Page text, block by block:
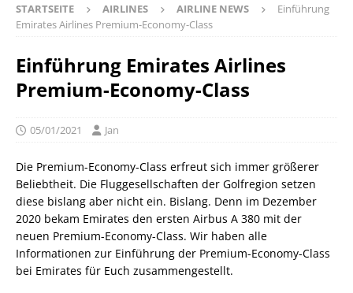
STARTSEITE AIRLINES AIRLINE NEWS
Einführung
Emirates Airlines Premium-Economy-Class
Einführung Emirates Airlines
Premium-Economy-Class
05/01/2021 Jan
Die Premium-Economy-Class erfreut sich immer größerer
Beliebtheit. Die Fluggesellschaften der Golfregion setzen
diese bislang aber nicht ein. Bislang. Denn im Dezember
2020 bekam Emirates den ersten Airbus A 380 mit der
neuen Premium-Economy-Class. Wir haben alle
Informationen zur Einführung der Premium-Economy-Class
bei Emirates für Euch zusammengestellt.